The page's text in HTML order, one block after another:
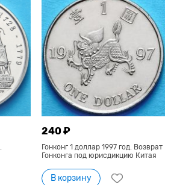
240 ₽
Гонконг 1 доллар 1997 год. Возврат
Гонконга под юрисдикцию Китая
В корзину